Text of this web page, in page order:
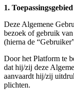
1. Toepassingsgebied
Deze Algemene
bezoek of gebruik
(hierna de
Door het Platform te
dat hij/zij deze
aanvaardt hij/zij
plichten.